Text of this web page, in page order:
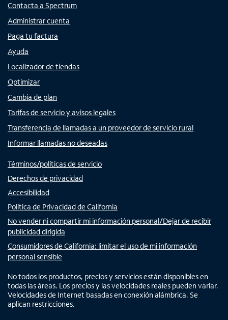
Contacta a Spectrum
Administrar cuenta
Paga tu factura
Ayuda
Localizador de tiendas
Optimizar
Cambia de plan
Tarifas de servicio y avisos legales
Transferencia de llamadas a un proveedor de servicio rural
Informar llamadas no deseadas
Términos/políticas de servicio
Derechos de privacidad
Accesibilidad
Política de Privacidad de California
No vender ni compartir mi información personal/Dejar de recibir
publicidad dirigida
Consumidores de California: limitar el uso de mi información
personal sensible
No todos los productos, precios y servicios están disponibles en
todas las áreas. Los precios y las velocidades reales pueden variar.
Velocidades de Internet basadas en conexión alámbrica. Se
aplican restricciones.